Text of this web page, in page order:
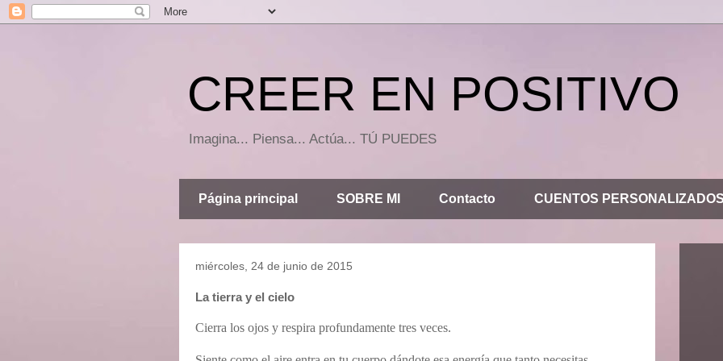
CREER EN POSITIVO
Imagina... Piensa... Actúa... TÚ PUEDES
Página principal SOBRE MI Contacto CUENTOS
miércoles, 24 de junio de 2015
La tierra y el cielo
Cierra los ojos y respira profundamente tres veces.